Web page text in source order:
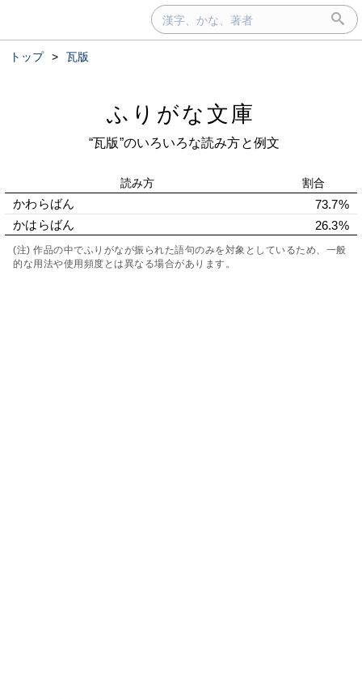
トップ > 瓦版
ふりがな文庫
“瓦版”のいろいろな読み方と例文
読み方 割合
かわらばん
73.7%
かはらばん
26.3%
(注) 作品の中でふりがなが振られた語句のみを対象としているため、一般
的な用法や使用頻度とは異なる場合があります。